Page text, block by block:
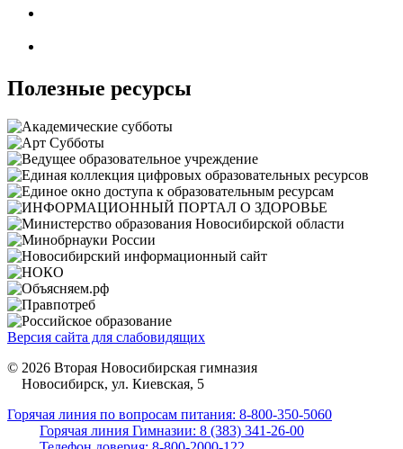
Полезные ресурсы
Версия сайта для слабовидящих
© 2026 Вторая Новосибирская гимназия
Новосибирск, ул. Киевская, 5
Горячая линия по вопросам питания: 8-800-350-5060
Горячая линия Гимназии: 8 (383) 341-26-00